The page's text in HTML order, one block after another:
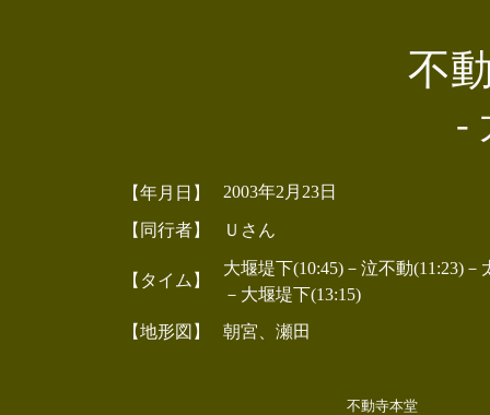
不
-
【年月日】 2003年2月23日
【同行者】 Ｕさん
【タイム】
大堰堤下(10:45)－泣不動(11:23)－
－大堰堤下(13:15)
【地形図】
朝宮、瀬田
不動寺本堂